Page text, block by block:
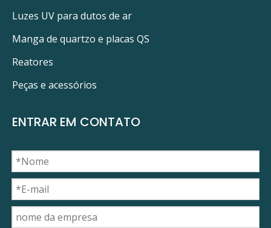
Luzes UV para dutos de ar
Manga de quartzo e placas QS
Reatores
Peças e acessórios
ENTRAR EM CONTATO